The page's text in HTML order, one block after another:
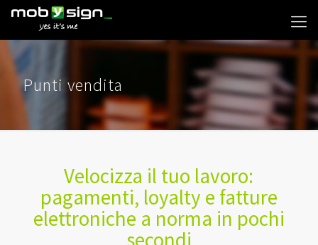
Punti vendita
Velocizza il tuo lavoro:
pagamenti, loyalty e fatture
elettroniche a norma in pochi
secondi